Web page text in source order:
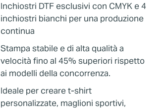
Inchiostri DTF esclusivi con CMYK e 4
inchiostri bianchi per una produzione
continua
Stampa stabile e di alta qualità a
velocità fino al 45% superiori rispetto
ai modelli della concorrenza.
Ideale per creare t-shirt
personalizzate, maglioni sportivi,